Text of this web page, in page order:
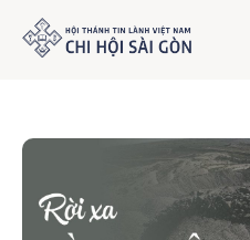
Trang chủ
Giới thiệu